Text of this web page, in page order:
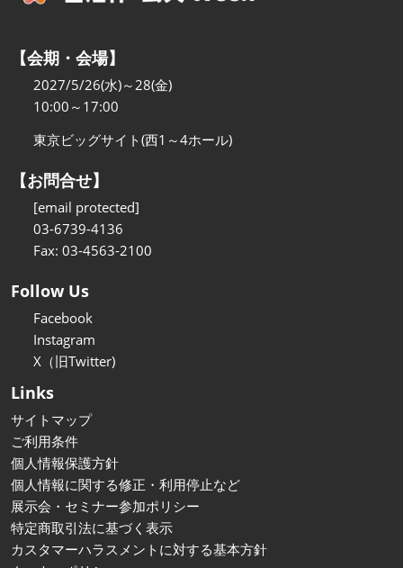
【会期・会場】
2027/5/26(水)～28(金)
10:00～17:00
東京ビッグサイト(西1～4ホール)
【お問合せ】
[email protected]
03-6739-4136
Fax: 03-4563-2100
Follow Us
Facebook
Instagram
X（旧Twitter)
Links
サイトマップ
ご利用条件
個人情報保護方針
個人情報に関する修正・利用停止など
展示会・セミナー参加ポリシー
特定商取引法に基づく表示
カスタマーハラスメントに対する基本方針